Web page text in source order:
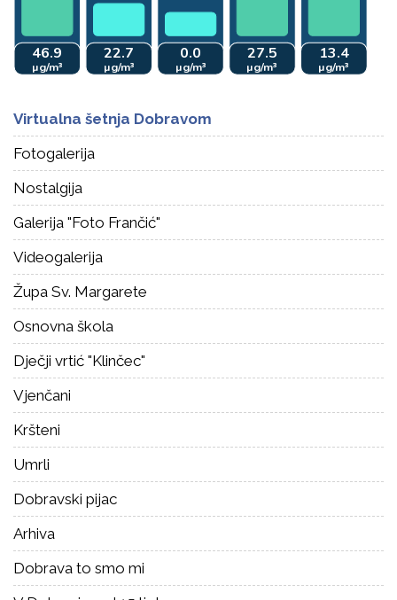
Virtualna šetnja Dobravom
Fotogalerija
Nostalgija
Galerija "Foto Frančić"
Videogalerija
Župa Sv. Margarete
Osnovna škola
Dječji vrtić "Klinčec"
Vjenčani
Kršteni
Umrli
Dobravski pijac
Arhiva
Dobrava to smo mi